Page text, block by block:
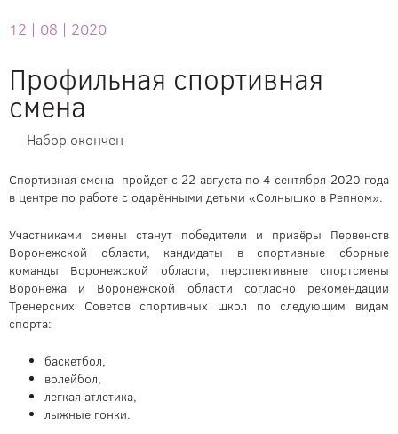
12 | 08 | 2020
Профильная спортивная
смена
Набор окончен
Спортивная смена пройдет с 22 августа по 4 сентября 2020 года
в центре по работе с одарёнными детьми «Солнышко в Репном».
Участниками смены станут победители и призёры Первенств
Воронежской области, кандидаты в спортивные сборные
команды Воронежской области, перспективные спортсмены
Воронежа и Воронежской области согласно рекомендации
Тренерских Советов спортивных школ по следующим видам
спорта:
баскетбол,
волейбол,
легкая атлетика,
лыжные гонки.